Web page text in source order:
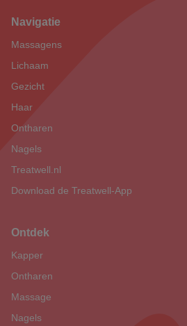
Footer
Navigatie
Massagens
Lichaam
Gezicht
Haar
Ontharen
Nagels
Treatwell.nl
Download de Treatwell-App
Ontdek
Kapper
Ontharen
Massage
Nagels